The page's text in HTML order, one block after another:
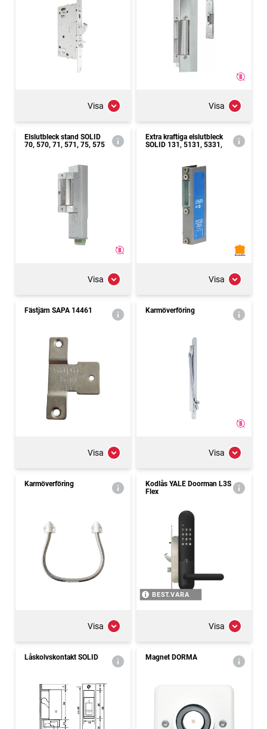
Visa Visa
Elslutbleck stand SOLID
70, 570, 71, 571, 75, 575
Visa
Extra kraftiga elslutbleck
SOLID 131, 5131, 5331,
Visa
Fästjärn SAPA 14461
Visa
Karmöverföring
Visa
Karmöverföring
Visa
Kodlås YALE Doorman L3S
Flex
BEST.VARA
Visa
Låskolvskontakt SOLID Magnet DORMA